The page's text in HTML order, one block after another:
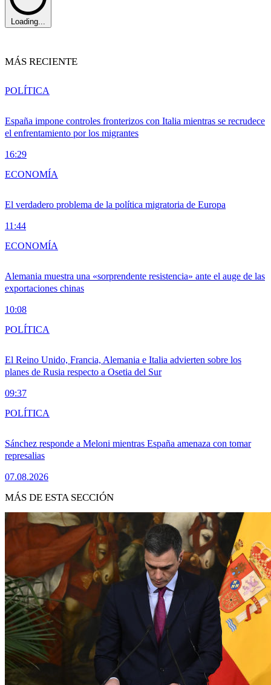
Loading...
MÁS RECIENTE
España impone controles fronterizos con Italia mientras se recrudece
el enfrentamiento por los migrantes
16:29
POLÍTICA
El verdadero problema de la política migratoria de Europa
11:44
ECONOMÍA
Alemania muestra una «sorprendente resistencia» ante el auge de las
exportaciones chinas
10:08
ECONOMÍA
El Reino Unido, Francia, Alemania e Italia advierten sobre los
planes de Rusia respecto a Osetia del Sur
09:37
POLÍTICA
Sánchez responde a Meloni mientras España amenaza con tomar
represalias
07.08.2026
POLÍTICA
MÁS DE ESTA SECCIÓN